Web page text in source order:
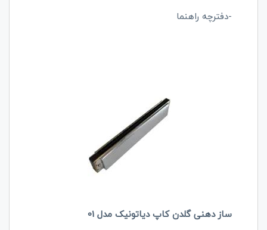
-دفترچه راهنما
ساز دهنی گلدن کاپ دیاتونیک مدل 01